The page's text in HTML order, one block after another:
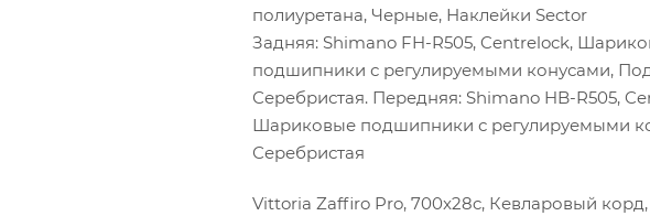
полиуретана, Черные, Наклейки Sector
Задняя: Shimano FH-R505, Centrelock,
подшипники с регулируемыми конусами, Под
Серебристая. Передняя: Shimano HB-R505,
Шариковые подшипники с регулируемыми
Серебристая
Vittoria Zaffiro Pro, 700x28c, Кевларовый